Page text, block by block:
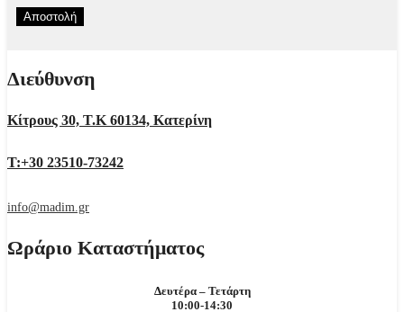
Διεύθυνση
Κίτρους 30, Τ.Κ 60134, Κατερίνη
Τ:+30 23510-73242
info@madim.gr
Ωράριο Καταστήματος
Δευτέρα – Τετάρτη
10:00-14:30